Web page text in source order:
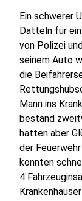
Ein schwerer
Datteln für
von Polizei
seinem Auto
die
Mann ins
bestand
hatten aber
der
konnten
4